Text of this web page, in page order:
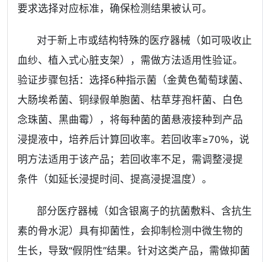
要求选择对应标准，确保检测结果被认可。
对于新上市或结构特殊的医疗器械（如可吸收止
血纱、植入式心脏支架），需做方法适用性验证。
验证步骤包括：选择6种指示菌（金黄色葡萄球菌、
大肠埃希菌、铜绿假单胞菌、枯草芽孢杆菌、白色
念珠菌、黑曲霉），将每种菌的菌悬液接种到产品
浸提液中，培养后计算回收率。若回收率≥70%，说
明方法适用于该产品；若回收率不足，需调整浸提
条件（如延长浸提时间、提高浸提温度）。
部分医疗器械（如含银离子的抗菌敷料、含抗生
素的骨水泥）具有抑菌性，会抑制检测中微生物的
生长，导致“假阴性”结果。针对这类产品，需做抑菌